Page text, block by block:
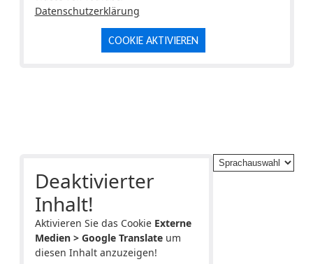
Datenschutzerklärung
COOKIE AKTIVIEREN
Deaktivierter
Inhalt!
Aktivieren Sie das Cookie Externe
Medien > Google Translateum
diesen Inhalt anzuzeigen!